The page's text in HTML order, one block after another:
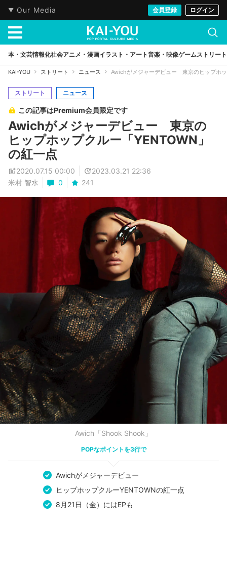
Our Media 会員登録 ログイン
本・文芸情報化社会アニメ・漫画イラスト・アート音楽・映像ゲームストリート
KAI-YOU ストリート ニュース Awichがメジャーデビュー 東京のヒップホ
ストリート ニュース
この記事はPremium会員限定です
Awichがメジャーデビュー 東京の
ヒップホップクルー「YENTOWN」
の紅一点
2020.07.15 00:00
2023.03.21 22:36
米村 智水
0 241
Awich「Shook Shook」
POPなポイントを3行で
Awichがメジャーデビュー
ヒップホップクルーYENTOWNの紅一点
8月21日（金）にはEPも